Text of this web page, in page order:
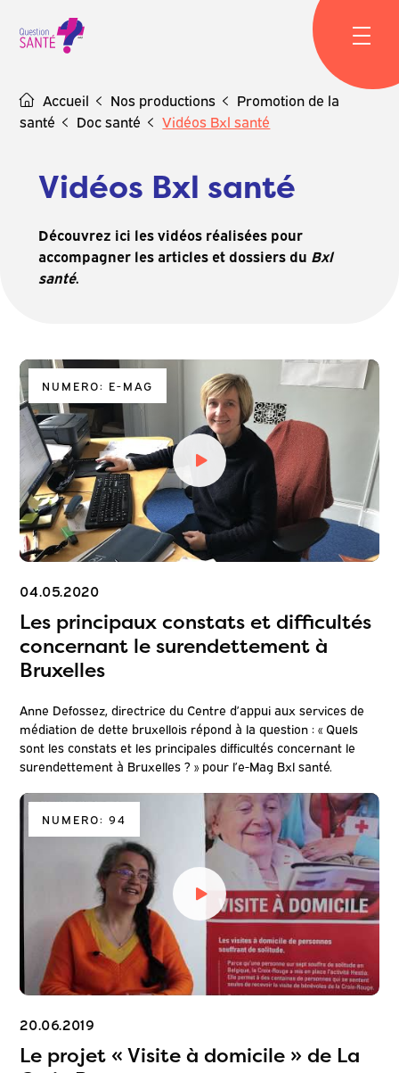
content
Accueil Nos productions
Promotion de la
santé
Doc santé Vidéos Bxl santé
Vidéos Bxl santé
Découvrez ici les vidéos réalisées pour
accompagner les articles et dossiers du Bxl
santé.
NUMERO: E-MAG
04.05.2020
Les principaux constats et difficultés
concernant le surendettement à
Bruxelles
Anne Defossez, directrice du Centre d’appui aux services de
médiation de dette bruxellois répond à la question : « Quels
sont les constats et les principales difficultés concernant le
surendettement à Bruxelles ? » pour l’e-Mag Bxl santé.
NUMERO: 94
20.06.2019
Le projet « Visite à domicile » de La